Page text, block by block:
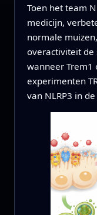
Toen het team
medicijn,
normale
overactiviteit de
wanneer Trem1
experimenten
van NLRP3 in